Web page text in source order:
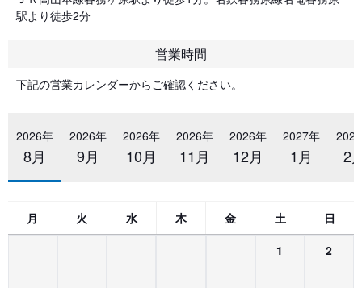
駅より徒歩2分
営業時間
下記の営業カレンダーからご確認ください。
2026年
8月
2026年
9月
2026年
10月
2026年
11月
2026年
12月
2027年
1月 2
月 火 水 木 金 土 日
- - - - -
1
-
2
-